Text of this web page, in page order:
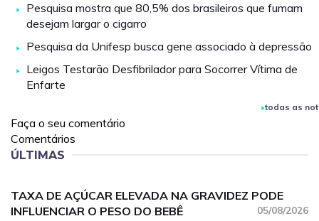
Pesquisa mostra que 80,5% dos brasileiros que fumam
desejam largar o cigarro
Pesquisa da Unifesp busca gene associado à depressão
Leigos Testarão Desfibrilador para Socorrer Vítima de
Enfarte
todas as
Faça o seu comentário
Comentários
ÚLTIMAS
TAXA DE AÇÚCAR ELEVADA NA GRAVIDEZ PODE
INFLUENCIAR O PESO DO BEBÊ
05/08/2026